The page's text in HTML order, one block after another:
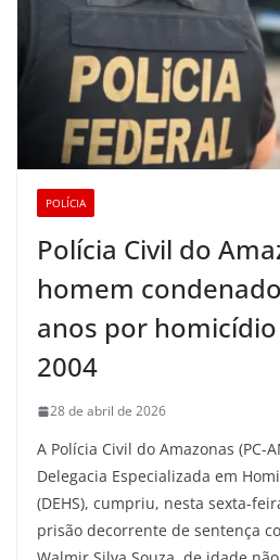
POLÍCIA
Polícia Civil do
homem
anos por
2004
28 de abril de 2026
A Polícia Civil do Amazonas (PC-
Delegacia Especializada em
(DEHS), cumpriu, nesta sexta-
prisão decorrente de sentença